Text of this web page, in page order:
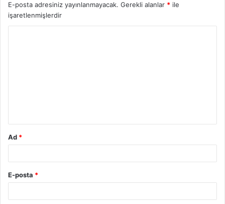
E-posta adresiniz yayınlanmayacak. Gerekli alanlar * ile
işaretlenmişlerdir
Ad *
E-posta *